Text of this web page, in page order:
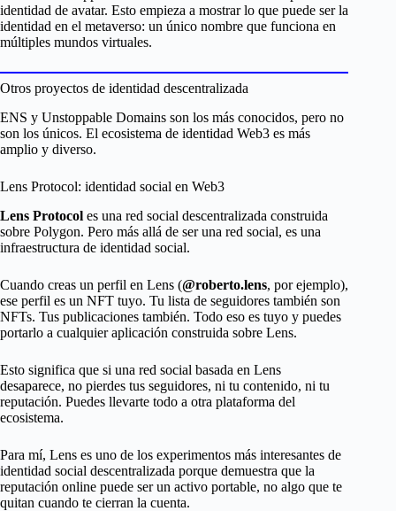
identidad de avatar. Esto empieza a mostrar lo que puede ser la
identidad en el metaverso: un único nombre que funciona en
múltiples mundos virtuales.
Otros proyectos de identidad descentralizada
ENS y Unstoppable Domains son los más conocidos, pero no
son los únicos. El ecosistema de identidad Web3 es más
amplio y diverso.
Lens Protocol: identidad social en Web3
Lens Protocol es una red social descentralizada construida
sobre Polygon. Pero más allá de ser una red social, es una
infraestructura de identidad social.
Cuando creas un perfil en Lens (@roberto.lens, por ejemplo),
ese perfil es un NFT tuyo. Tu lista de seguidores también son
NFTs. Tus publicaciones también. Todo eso es tuyo y puedes
portarlo a cualquier aplicación construida sobre Lens.
Esto significa que si una red social basada en Lens
desaparece, no pierdes tus seguidores, ni tu contenido, ni tu
reputación. Puedes llevarte todo a otra plataforma del
ecosistema.
Para mí, Lens es uno de los experimentos más interesantes de
identidad social descentralizada porque demuestra que la
reputación online puede ser un activo portable, no algo que te
quitan cuando te cierran la cuenta.